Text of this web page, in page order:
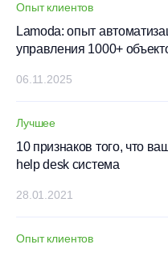
Опыт клиентов
Lamoda: опыт
управления 1000+
06.11.2025
Лучшее
10 признаков того, что
help desk система
28.01.2021
Опыт клиентов